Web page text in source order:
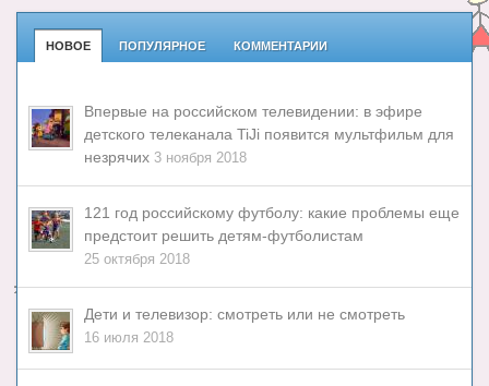
НОВОЕ ПОПУЛЯРНОЕ КОММЕНТАРИИ
Впервые на российском телевидении: в эфире
детского телеканала TiJi появится мультфильм для
незрячих 3 ноября 2018
121 год российскому футболу: какие проблемы еще
предстоит решить детям-футболистам
25 октября 2018
Дети и телевизор: смотреть или не смотреть
16 июля 2018